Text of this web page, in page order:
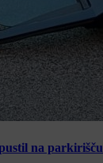
na parkirišču